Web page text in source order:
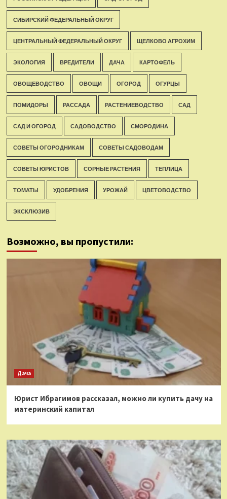
СИБИРСКИЙ ФЕДЕРАЛЬНЫЙ ОКРУГ
ЦЕНТРАЛЬНЫЙ ФЕДЕРАЛЬНЫЙ ОКРУГ ЩЕЛКОВО АГРОХИМ
ЭКОЛОГИЯ ВРЕДИТЕЛИ ДАЧА КАРТОФЕЛЬ
ОВОЩЕВОДСТВО ОВОЩИ ОГОРОД ОГУРЦЫ
ПОМИДОРЫ РАССАДА РАСТЕНИЕВОДСТВО САД
САД И ОГОРОД САДОВОДСТВО СМОРОДИНА
СОВЕТЫ ОГОРОДНИКАМ СОВЕТЫ САДОВОДАМ
СОВЕТЫ ЮРИСТОВ СОРНЫЕ РАСТЕНИЯ ТЕПЛИЦА
ТОМАТЫ УДОБРЕНИЯ УРОЖАЙ ЦВЕТОВОДСТВО
ЭКСКЛЮЗИВ
Возможно, вы пропустили:
Дача
Юрист Ибрагимов рассказал, можно ли купить дачу на
материнский капитал